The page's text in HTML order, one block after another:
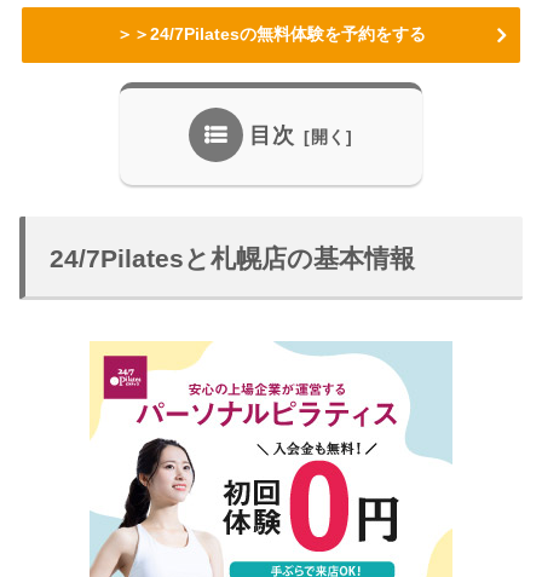
＞＞24/7Pilatesの無料体験を予約をする
目次
24/7Pilatesと札幌店の基本情報